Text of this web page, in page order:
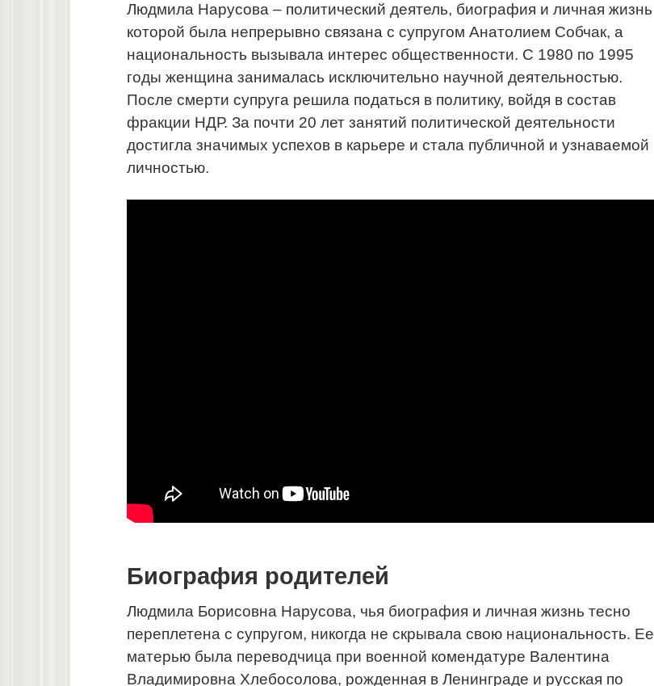
Людмила Нарусова – политический деятель, биография и личная жизнь
которой была непрерывно связана с супругом Анатолием Собчак, а
национальность вызывала интерес общественности. С 1980 по 1995
годы женщина занималась исключительно научной деятельностью.
После смерти супруга решила податься в политику, войдя в состав
фракции НДР. За почти 20 лет занятий политической деятельности
достигла значимых успехов в карьере и стала публичной и узнаваемой
личностью.
Биография родителей
Людмила Борисовна Нарусова, чья биография и личная жизнь тесно
переплетена с супругом, никогда не скрывала свою национальность. Ее
матерью была переводчица при военной комендатуре Валентина
Владимировна Хлебосолова, рожденная в Ленинграде и русская по